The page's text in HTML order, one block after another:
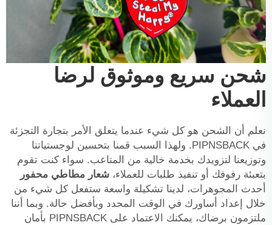
شحن سريع وموثوق لرضا
العملاء
نعلم أن الشحن هو كل شيء عندما يتعلق الأمر بتجارة التجزئة
في PIPNSBACK. ولهذا السبب قمنا بتحسين لوجستياتنا
وتوزيعنا لتزويدك بخدمة خالية من المتاعب. سواء كنت تقوم
بتعبئة رفوفك أو تنفيذ طلبات للعملاء، شعار مطاطي محفور
أحدث المجوهرات، لدينا تشكيلة واسعة ستفعل كل شيء من
خلال إعداد أساورك في الوقت المحدد وبأفضل حالة. وبما أننا
ملتزمون برضاك، يمكنك الاعتماد على PIPNSBACK بأمان